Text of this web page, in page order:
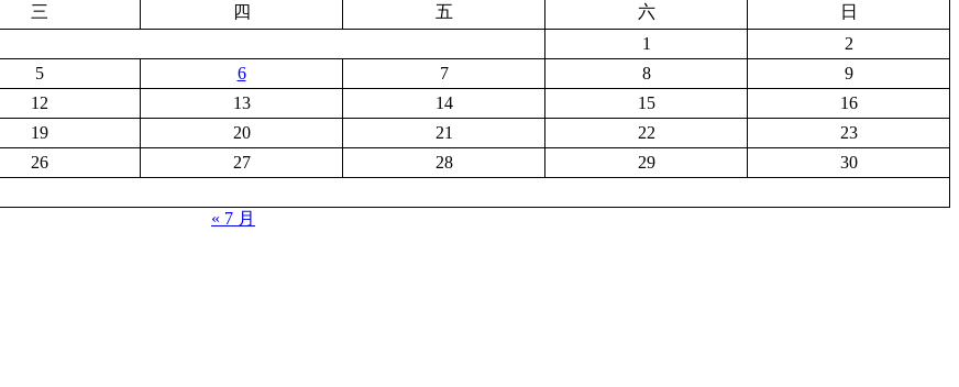
三 四 五 六
日
1
2
5 6 7 8
9
12 13 14 15
16
19 20 21 22
23
26 27 28 29
30
« 7 月